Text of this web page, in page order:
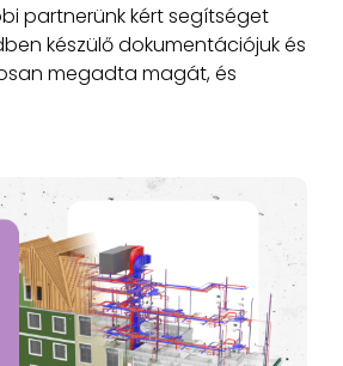
partnerünk kért segítséget
készülő dokumentációjuk és
megadta magát, és